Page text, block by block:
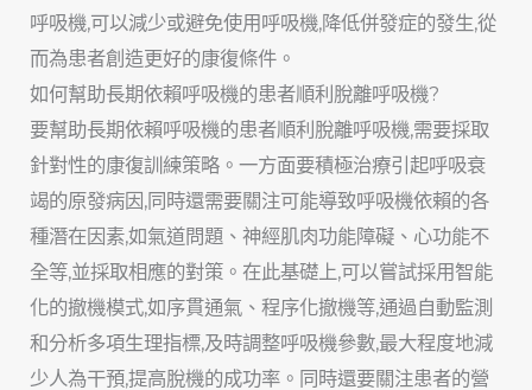
呼吸機,可以減少或避免使用呼吸機,降低併發症的發生,從
而為患者創造更好的康復條件。
如何幫助長期依賴呼吸機的患者順利脫離呼吸機?
要幫助長期依賴呼吸機的患者順利脫離呼吸機,需要採取
針對性的康復訓練策略。一方面要積極治療引起呼吸衰
竭的原發病因,同時還需要關注可能導致呼吸機依賴的各
種潛在因素,如氣道問題、神經肌肉功能障礙、心功能不
全等,並採取相應的對策。在此基礎上,可以嘗試採用智能
化的撤機模式,如序貫通氣、程序化撤機等,通過自動監測
和分析多項生理指標,及時調整呼吸機參數,最大程度地減
少人為干預,提高脫機的成功率。同時還要關注患者的營